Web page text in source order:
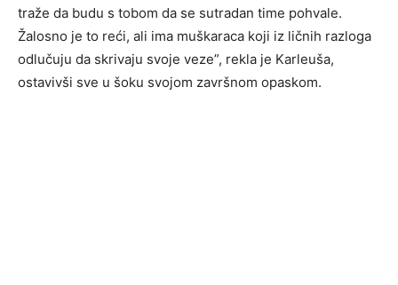
traže da budu s tobom da se sutradan time pohvale.
Žalosno je to reći, ali ima muškaraca koji iz ličnih razloga
odlučuju da skrivaju svoje veze”, rekla je Karleuša,
ostavivši sve u šoku svojom završnom opaskom.